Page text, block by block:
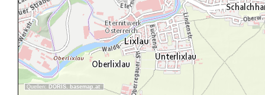
Quellen: DORIS, basemap.at